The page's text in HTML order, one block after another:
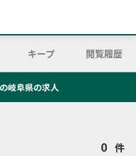
キープ 閲覧履歴
岐阜県の求人
0 件